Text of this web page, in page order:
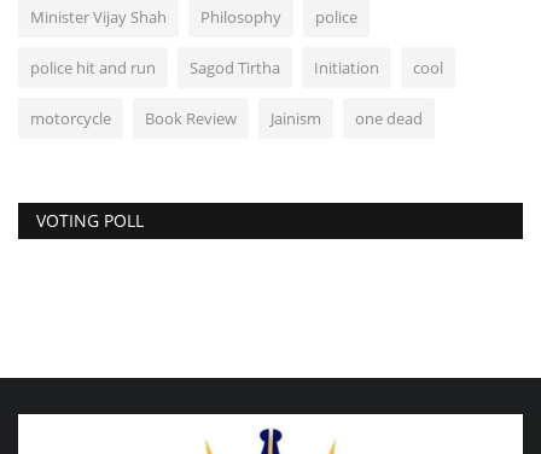
Minister Vijay Shah Philosophy police
police hit and run Sagod Tirtha Initiation cool
motorcycle Book Review Jainism one dead
VOTING POLL